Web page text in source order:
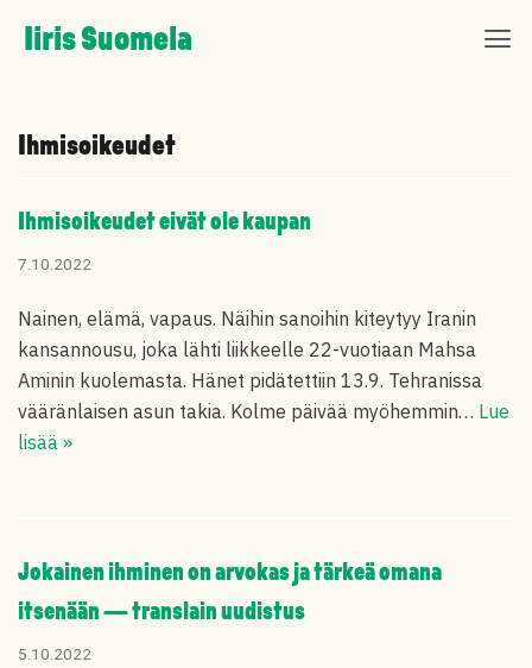
Skip
to
Iiris Suomela
Ihmisoikeudet
Ihmisoikeudet eivät ole kaupan
7.10.2022
Nainen, elämä, vapaus. Näihin sanoihin kiteytyy Iranin
kansannousu, joka lähti liikkeelle 22-vuotiaan Mahsa
Aminin kuolemasta. Hänet pidätettiin 13.9. Tehranissa
vääränlaisen asun takia. Kolme päivää myöhemmin… Lue
lisää »
Jokainen ihminen on arvokas ja tärkeä omana
itsenään — translain uudistus
5.10.2022